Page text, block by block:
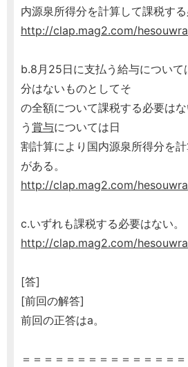
内源泉所得分を計算して課税する
http://clap.mag2.com/
b.8月25日に支払う給与について
分はないものとしてそ
の全額について課税する必要は
う 賞与については日
割計算により国内源泉所得分を
がある。
http://clap.mag2.com/
c.いずれも課税する必要はない。
http://clap.mag2.com/
[答]
[前回の解答]
前回の正答はa。
＝＝＝＝＝＝＝＝＝＝＝＝＝＝